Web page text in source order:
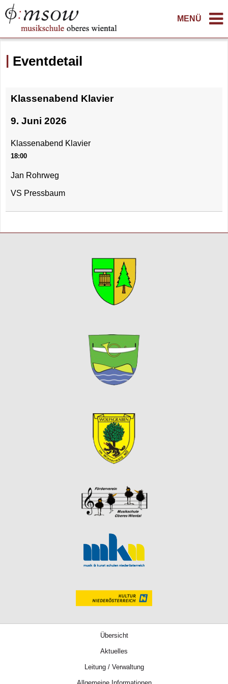
MENÜ
Eventdetail
Klassenabend Klavier
9. Juni 2026
Klassenabend Klavier
18:00
Jan Rohrweg
VS Pressbaum
Übersicht
Aktuelles
Leitung / Verwaltung